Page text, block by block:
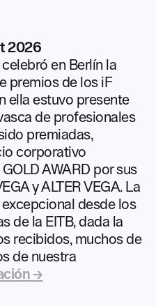
2026
en Berlín la
premios de los iF
ella estuvo presente
de profesionales
premiadas,
corporativo
AWARD por sus
y ALTER VEGA. La
desde los
de la EITB, dada la
recibidos, muchos de
de nuestra
→